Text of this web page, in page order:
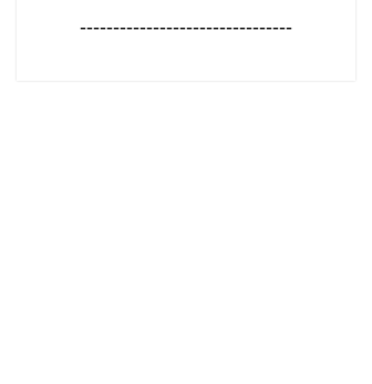
--------------------------------